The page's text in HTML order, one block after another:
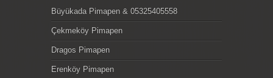
Büyükada Pimapen & 05325405558
Çekmeköy Pimapen
Dragos Pimapen
Erenköy Pimapen